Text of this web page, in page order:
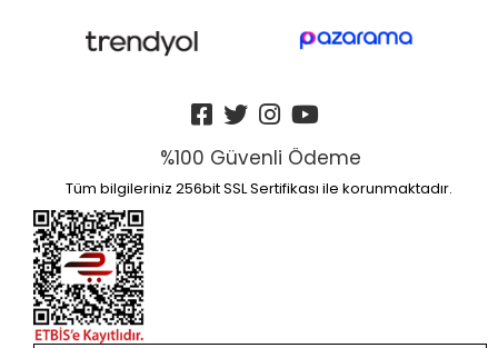
%100 Güvenli Ödeme
Tüm bilgileriniz 256bit SSL Sertifikası ile korunmaktadır.